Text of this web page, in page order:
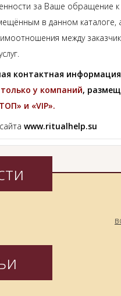
за Ваше обращение к
в данном каталоге,
между
контактная информация
только у компаний,
и «VIP».
www.ritualhelp.su